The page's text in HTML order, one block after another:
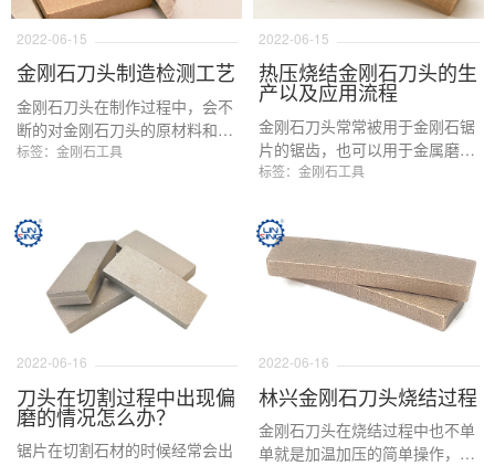
2022-06-15
金刚石刀头制造检测工艺
金刚石刀头在制作过程中，会不
断的对金刚石刀头的原材料和加
工过程中的材料硬度，重量，磨
头生产过程中的主要流程中的检
测工艺进行详细的介绍和说明。
标签：金刚石工具
2022-06-15
热压烧结金刚石刀头的生
产以及应用流程
金刚石刀头常常被用于金刚石锯
片的锯齿，也可以用于金属磨
盘，CNC整形工具，混凝土打磨
磨部位，这样做的好处是降低这
些工具的使用成本，特别是基体
昂贵的大锯片和大的钻头而言，
基体的重复利用节省了大量的加
工成本。本文主要介绍金刚石锯
片上的金刚石刀头在实际生产和
应用中的整个流程，让大家更好
用。
标签：金刚石工具
2022-06-16
刀头在切割过程中出现偏
磨的情况怎么办？
锯片在切割石材的时候经常会出
2022-06-16
林兴金刚石刀头烧结过程
金刚石刀头在烧结过程中也不单
单就是加温加压的简单操作，而